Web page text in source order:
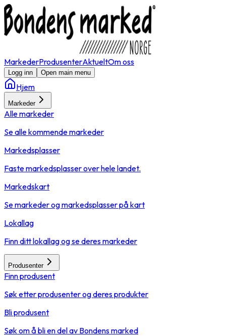
MarkederProdusenterAktueltOm oss
Logg inn Open main menu
Hjem
Markeder
Alle markeder
Se alle kommende markeder
Markedsplasser
Faste markedsplasser over hele landet.
Markedskart
Se markeder og markedsplasser på kart
Lokallag
Finn ditt lokallag og se deres markeder
Produsenter
Finn produsent
Søk etter produsenter og deres produkter
Bli produsent
Søk om å bli en del av Bondens marked